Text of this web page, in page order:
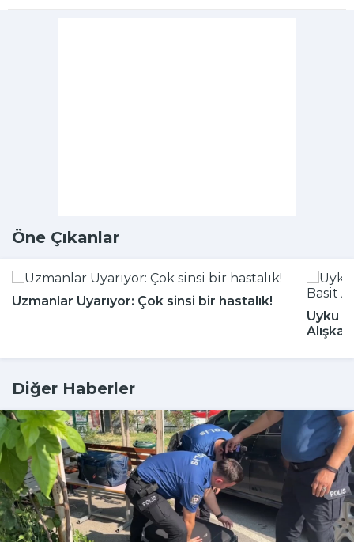
Öne Çıkanlar
Uzmanlar Uyarıyor: Çok sinsi bir hastalık!
Uyku
Diğer Haberler